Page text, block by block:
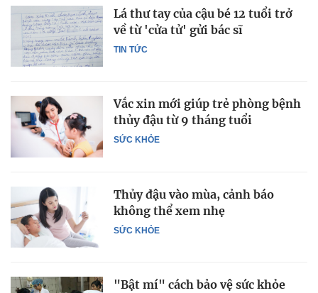
TIN TỨC
Lá thư tay của cậu bé 12 tuổi trở
về từ 'cửa tử' gửi bác sĩ
SỨC KHỎE
Vắc xin mới giúp trẻ phòng bệnh
thủy đậu từ 9 tháng tuổi
SỨC KHỎE
Thủy đậu vào mùa, cảnh báo
không thể xem nhẹ
"Bật mí" cách bảo vệ sức khỏe